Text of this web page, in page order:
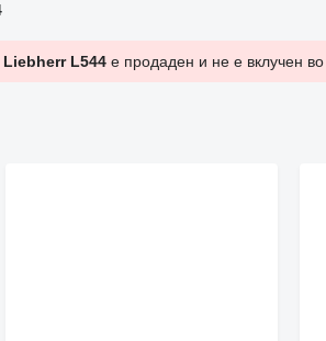
L544е продаден и не е вклучен